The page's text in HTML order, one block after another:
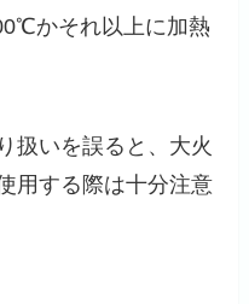
かそれ以上に加熱
扱いを誤ると、大火
用する際は十分注意